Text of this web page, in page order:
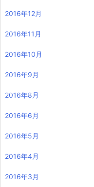
2016年12月
2016年11月
2016年10月
2016年9月
2016年8月
2016年6月
2016年5月
2016年4月
2016年3月